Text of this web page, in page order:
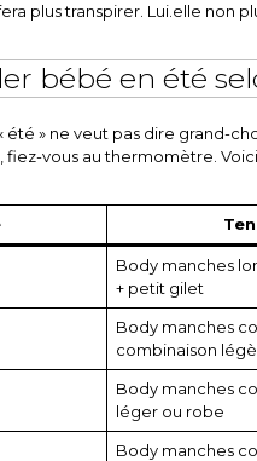
plus transpirer. Lui.elle non
bébé en été
été » ne veut pas dire grand-
fiez-vous au thermomètre.
Body manches
+ petit gilet
Body manches
combinaison
Body manches
léger ou robe
Body manches